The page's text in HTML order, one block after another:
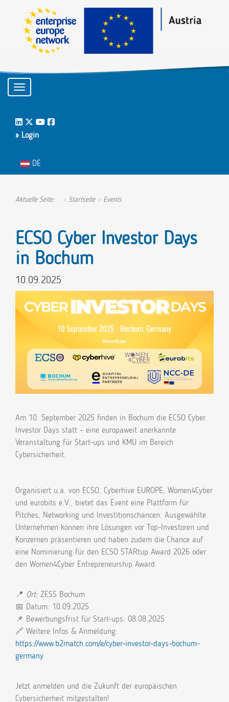
Toggle navigation
LinkedIn
Twitter
Youtube
Facebook
» Login
Sprache auswählen
DE
Aktuelle Seite: Startseite Events
ECSO Cyber Investor Days
in Bochum
10.09.2025
Am 10. September 2025 finden in Bochum die ECSO Cyber
Investor Days statt – eine europaweit anerkannte
Veranstaltung für Start-ups und KMU im Bereich
Cybersicherheit.
Organisiert u.a. von ECSO, Cyberhive EUROPE, Women4Cyber
und eurobits e.V., bietet das Event eine Plattform für
Pitches, Networking und Investitionschancen. Ausgewählte
Unternehmen können ihre Lösungen vor Top-Investoren und
Konzernen präsentieren und haben zudem die Chance auf
eine Nominierung für den ECSO STARtup Award 2026 oder
den Women4Cyber Entrepreneurship Award.
📍 Ort: ZESS Bochum
📅 Datum: 10.09.2025
📌 Bewerbungsfrist für Start-ups: 08.08.2025
🔗 Weitere Infos & Anmeldung:
https://www.b2match.com/e/cyber-investor-days-bochum-
germany
Jetzt anmelden und die Zukunft der europäischen
Cybersicherheit mitgestalten!